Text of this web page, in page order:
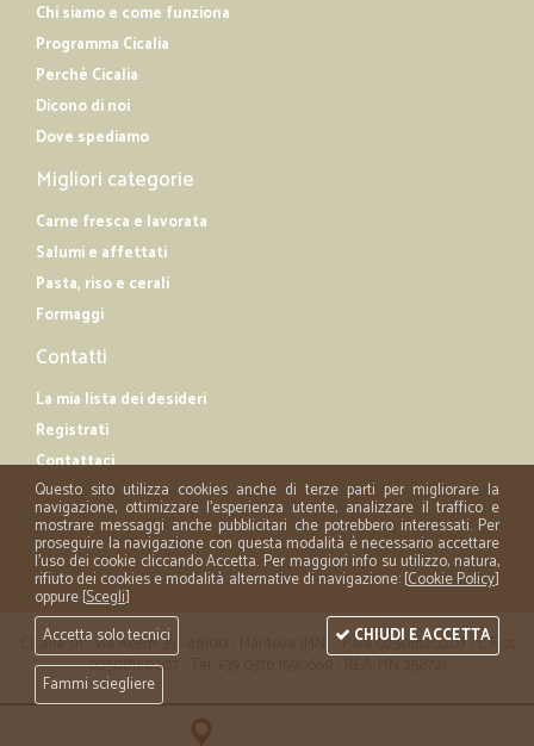
Chi siamo e come funziona
Programma Cicalia
Perché Cicalia
Dicono di noi
Dove spediamo
Migliori categorie
Carne fresca e lavorata
Salumi e affettati
Pasta, riso e cerali
Formaggi
Contatti
La mia lista dei desideri
Registrati
Contattaci
Cicalia srl - via Acerbi 35 - 46100 - Mantova (MN) - P.iva 02508120207 - C.Fisc
02508120207 - Tel. +39 0376 1590669 - REA: MN 258721
Questo sito utilizza cookies anche di terze parti per migliorare la
navigazione, ottimizzare l'esperienza utente, analizzare il traffico e
mostrare messaggi anche pubblicitari che potrebbero interessati. Per
proseguire la navigazione con questa modalità è necessario accettare
l'uso dei cookie cliccando Accetta. Per maggiori info su utilizzo, natura,
rifiuto dei cookies e modalità alternative di navigazione: [Cookie Policy]
oppure [Scegli]
Accetta solo tecnici
Fammi sciegliere
CHIUDI E ACCETTA